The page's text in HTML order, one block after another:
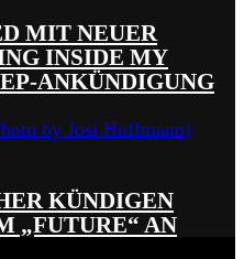
MIT NEUER
INSIDE MY
ANKÜNDIGUNG
KÜNDIGEN
„FUTURE“ AN